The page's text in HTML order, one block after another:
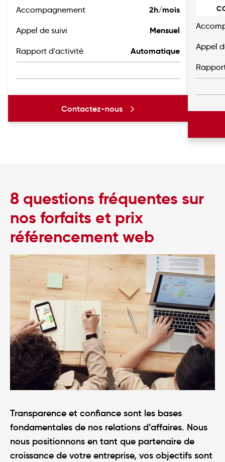
Accompagnement 2h/mois
Appel de suivi Mensuel
Rapport d'activité Automatique
Contactez-nous
Appel
8 questions fréquentes sur
nos forfaits et prix
référencement web
Transparence et confiance sont les bases
fondamentales de nos relations d’affaires. Nous
nous positionnons en tant que partenaire de
croissance de votre entreprise, vos objectifs sont